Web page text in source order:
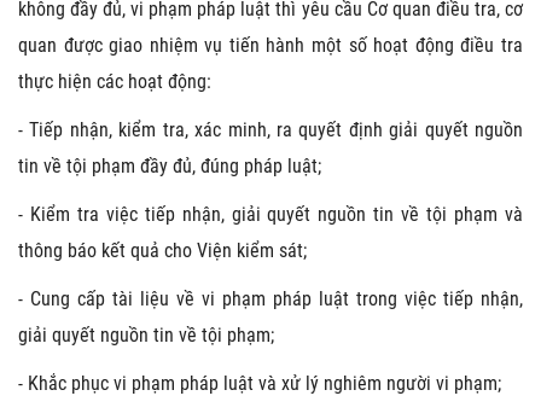
không đầy đủ, vi phạm pháp luật thì yêu cầu Cơ quan điều tra, cơ
quan được giao nhiệm vụ tiến hành một số hoạt động điều tra
thực hiện các hoạt động:
- Tiếp nhận, kiểm tra, xác minh, ra quyết định giải quyết nguồn
tin về tội phạm đầy đủ, đúng pháp luật;
- Kiểm tra việc tiếp nhận, giải quyết nguồn tin về tội phạm và
thông báo kết quả cho Viện kiểm sát;
- Cung cấp tài liệu về vi phạm pháp luật trong việc tiếp nhận,
giải quyết nguồn tin về tội phạm;
- Khắc phục vi phạm pháp luật và xử lý nghiêm người vi phạm;